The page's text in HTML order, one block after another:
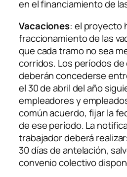
en el financiamiento de
Vacaciones: el proyecto
fraccionamiento de las
que cada tramo no sea
corridos. Los períodos
deberán concederse
el 30 de abril del año
empleadores y
común acuerdo, fijar la
de ese período. La
trabajador deberá
30 días de antelación,
convenio colectivo